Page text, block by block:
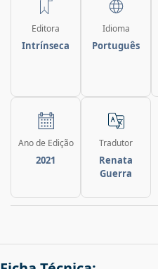
Editora
Intrínseca
Idioma
Português
Ano de Edição
2021
Tradutor
Renata
Guerra